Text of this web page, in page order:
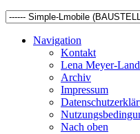
Navigation
Kontakt
Lena Meyer-
Archiv
Impressum
Nach oben